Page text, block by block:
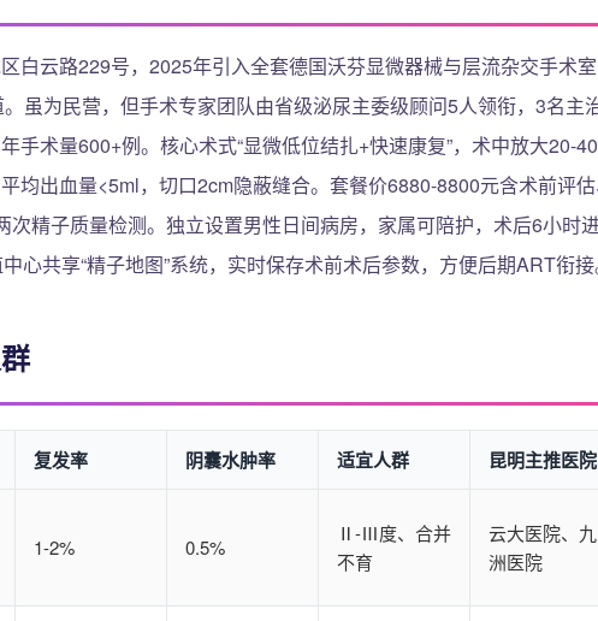
白云路229号，2025年引入全套德国沃芬显微器械与层流杂交手术室
。虽为民营，但手术专家团队由省级泌尿主委级顾问5人领衔，3名主
手术量600+例。核心术式“显微低位结扎+快速康复”，术中放大20-40
均出血量<5ml，切口2cm隐蔽缝合。套餐价6880-8800元含术前评估
次精子质量检测。独立设置男性日间病房，家属可陪护，术后6小时进
心共享“精子地图”系统，实时保存术前术后参数，方便后期ART衔接
复发率 阴囊水肿率 适宜人群 昆明主推医院
1-2% 0.5%
Ⅱ-Ⅲ度、合并
不育
云大医院、九
洲医院